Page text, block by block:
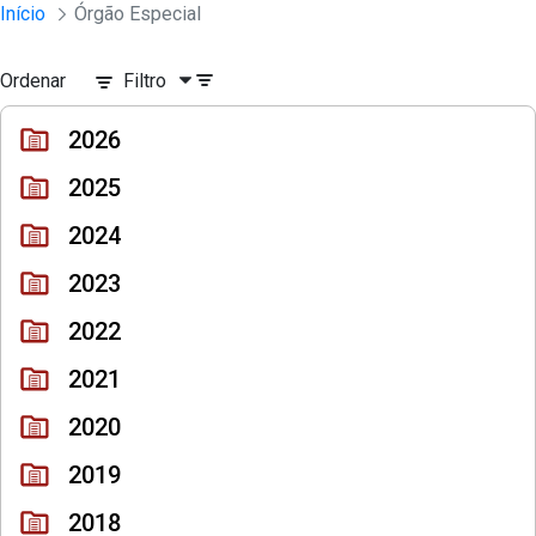
Pular para o Conteúdo principal
Sessões e Reuniões - Documentos
Início Órgão Especial
Ordenar Filtro
2026
2025
2024
2023
2022
2021
2020
2019
2018